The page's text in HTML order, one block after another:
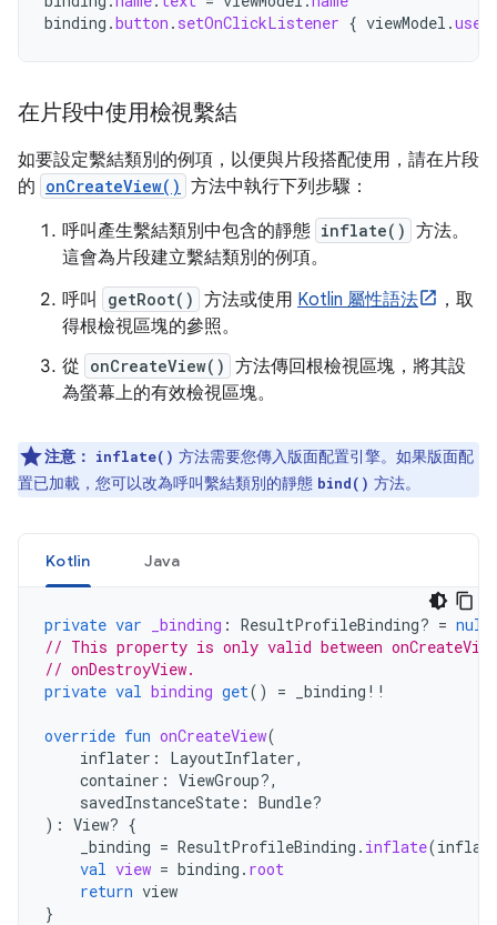
binding .button . setOnClickListener { viewModel .
在片段中使用檢視繫結
如要設定繫結類別的例項，以便與片段搭配使用，請在片段
的 onCreateView() 方法中執行下列步驟：
呼叫產生繫結類別中包含的靜態 inflate() 方法。
這會為片段建立繫結類別的例項。
呼叫
getRoot() 方法或使用 Kotlin 屬性語法
，取
得根檢視區塊的參照。
從 onCreateView() 方法傳回根檢視區塊，將其設
為螢幕上的有效檢視區塊。
注意： inflate() 方法需要您傳入版面配置引擎。如果版面配
置已加載，您可以改為呼叫繫結類別的靜態 bind() 方法。
Kotlin Java
private var _binding : ResultProfileBinding? = null
// This property is only valid between
// onDestroyView.
private val binding get() = _binding !!
override fun onCreateView(
inflater : LayoutInflater,
container : ViewGroup?,
savedInstanceState : Bundle?
): View? {
_binding = ResultProfileBinding . inflate(
val view = binding . root
return view
}